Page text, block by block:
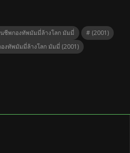
ชีพกองทัพมัมมี่ล้างโลก มัมมี่
# (2001)
งทัพมัมมี่ล้างโลก มัมมี่ (2001)